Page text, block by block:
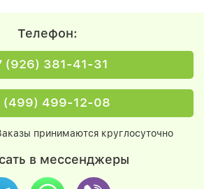
Телефон:
(926) 381-41-31
(499) 499-12-08
принимаются круглосуточно
в мессенджеры